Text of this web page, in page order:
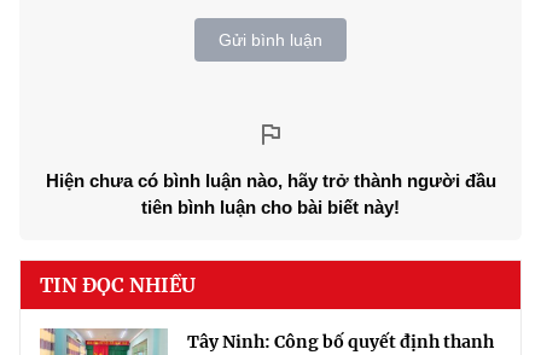
Gửi bình luận
Hiện chưa có bình luận nào, hãy trở thành người đầu
tiên bình luận cho bài biết này!
TIN ĐỌC NHIỀU
Tây Ninh: Công bố quyết định thanh